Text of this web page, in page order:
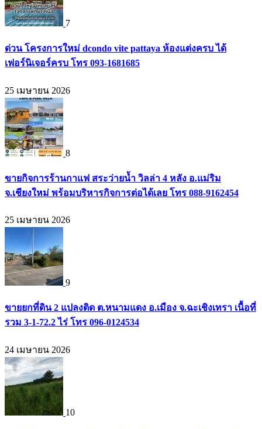
7
ด่วน โครงการใหม่ dcondo vite pattaya ห้องแต่งครบ ได้
เฟอร์นิเจอร์ครบ โทร 093-1681685
25 เมษายน 2026
8
ขายกิจการร้านกาแฟ สระว่ายน้ำ วิลล่า 4 หลัง อ.แม่ริม
จ.เชียงใหม่ พร้อมบริหารกิจการต่อได้เลย โทร 088-9162454
25 เมษายน 2026
9
ขายยกที่ดิน 2 แปลงติด ต.หนามแดง อ.เมือง จ.ฉะเชิงเทรา เนื้อที่
รวม 3-1-72.2 ไร่ โทร 096-0124534
24 เมษายน 2026
10